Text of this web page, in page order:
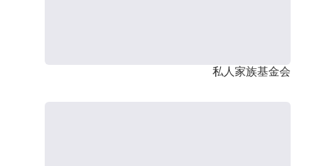
私人家族基金会